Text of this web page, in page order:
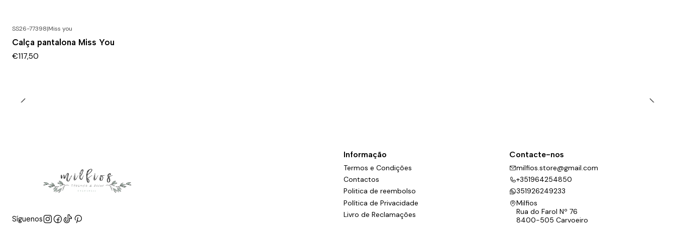
SS26-77398|Miss you
Calça pantalona Miss You
€117,50
Síguenos
Informação
Termos e Condições
Contactos
Politica de reembolso
Política de Privacidade
Livro de Reclamações
Contacte-nos
milfios.store@gmail.com
+351964254850
351926249233
Milfios
Rua do Farol Nº 76
8400-505 Carvoeiro